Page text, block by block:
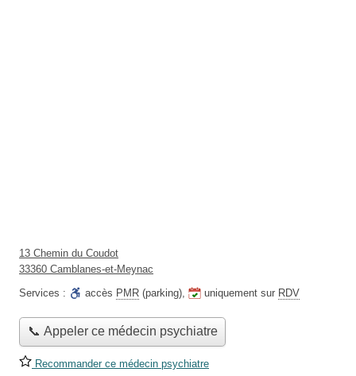
13 Chemin du Coudot
33360 Camblanes-et-Meynac
Services :
accès PMR (parking), uniquement sur RDV
📞 Appeler ce médecin psychiatre
Recommander ce médecin psychiatre